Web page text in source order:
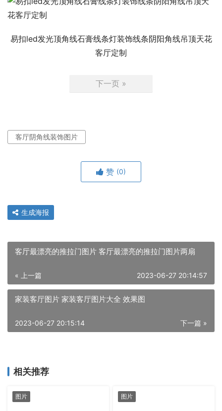
易扣led发光顶角线石膏线条灯装饰线条阴阳角线吊顶天花
客厅定制
下一页 »
客厅阴角线装饰图片
赞 (0)
生成海报
客厅最漂亮的推拉门图片 客厅最漂亮的推拉门图片两扇
« 上一篇 2023-06-27 20:14:57
家装客厅图片 家装客厅图片大全 效果图
下一篇 »
2023-06-27 20:15:14
相关推荐
图片 图片